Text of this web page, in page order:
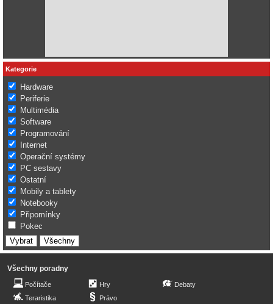
Kategorie
Hardware
Periferie
Multimédia
Software
Programování
Internet
Operační systémy
PC sestavy
Ostatní
Mobily a tablety
Notebooky
Připomínky
Pokec
Všechny poradny
Počítače
Teraristika
Hry
Právo
Debaty